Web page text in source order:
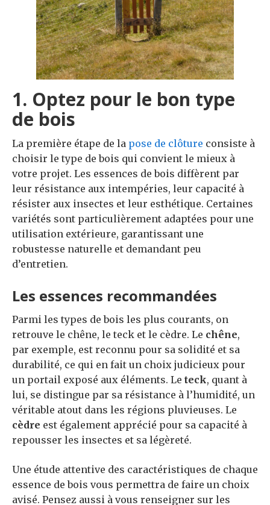
1. Optez pour le bon type
de bois
La première étape de la pose de clôture consiste à
choisir le type de bois qui convient le mieux à
votre projet. Les essences de bois diffèrent par
leur résistance aux intempéries, leur capacité à
résister aux insectes et leur esthétique. Certaines
variétés sont particulièrement adaptées pour une
utilisation extérieure, garantissant une
robustesse naturelle et demandant peu
d’entretien.
Les essences recommandées
Parmi les types de bois les plus courants, on
retrouve le chêne, le teck et le cèdre. Le chêne,
par exemple, est reconnu pour sa solidité et sa
durabilité, ce qui en fait un choix judicieux pour
un portail exposé aux éléments. Le teck, quant à
lui, se distingue par sa résistance à l’humidité, un
véritable atout dans les régions pluvieuses. Le
cèdre est également apprécié pour sa capacité à
repousser les insectes et sa légèreté.
Une étude attentive des caractéristiques de chaque
essence de bois vous permettra de faire un choix
avisé. Pensez aussi à vous renseigner sur les